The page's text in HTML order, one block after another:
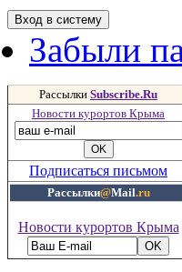
Забыли
Рассылки Subscribe.Ru
Новости курортов Крыма
Подписаться письмом
Рассылки@Mail.ru
Новости курортов Крыма